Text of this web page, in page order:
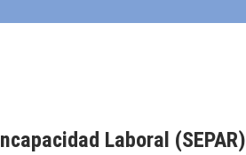
Laboral (SEPAR)